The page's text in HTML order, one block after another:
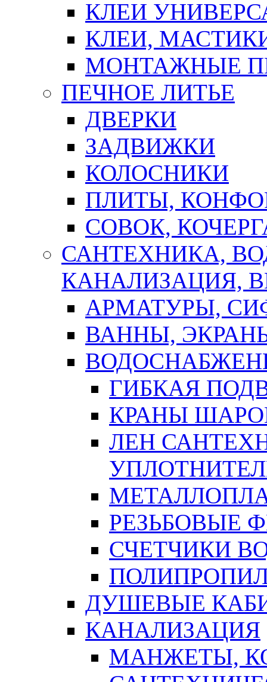
КЛЕИ
КЛЕИ,
МОНТАЖНЫЕ
ПЕЧНОЕ ЛИТЬЕ
ДВЕРКИ
ЗАДВИЖКИ
КОЛОСНИКИ
ПЛИТЫ,
СОВОК,
САНТЕХНИКА,
КАНАЛИЗАЦИЯ,
АРМАТУРЫ,
ВАННЫ,
ГИБКАЯ
КРАНЫ
ЛЕН
РЕЗЬБОВЫЕ
СЧЕТЧИКИ
ДУШЕВЫЕ
КАНАЛИЗАЦИЯ
МАНЖЕТЫ,